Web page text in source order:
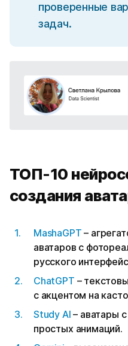
проверенные
задач.
ТОП-10
создания
MashaGPT –
аватаров с
русского
ChatGPT –
с акцентом на
Study AI – аватары
простых анимаций.